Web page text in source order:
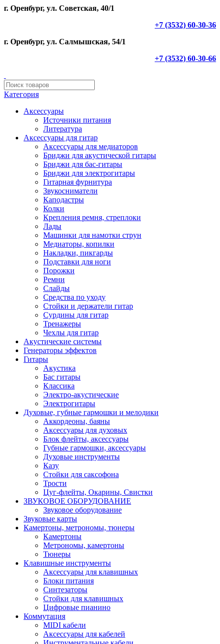
г. Оренбург, ул. Советская, 40/1
+7 (3532) 60-30-36
г. Оренбург, ул. Салмышская, 54/1
+7 (3532) 60-30-66
Категория
Аксессуары
Источники питания
Литература
Аксессуары для гитар
Аксессуары для медиаторов
Бриджи для акустической гитары
Бриджи для бас-гитары
Бриджи для электрогитары
Гитарная фурнитура
Звукосниматели
Каподастры
Колки
Крепления ремня, стреплоки
Лады
Машинки для намотки струн
Медиаторы, копилки
Накладки, пикгарды
Подставки для ноги
Порожки
Ремни
Слайды
Средства по уходу
Стойки и держатели гитар
Сурдины для гитар
Тренажеры
Чехлы для гитар
Акустические системы
Генераторы эффектов
Гитары
Акустика
Бас гитары
Классика
Электро-акустические
Электрогитары
Духовые, губные гармошки и мелодики
Аккордеоны, баяны
Аксессуары для духовых
Блок флейты, аксессуары
Губные гармошки, аксессуары
Духовые инструменты
Казу
Стойки для саксофона
Трости
Цуг-флейты, Окарины, Свистки
ЗВУКОВОЕ ОБОРУДОВАНИЕ
Звуковое оборудование
Звуковые карты
Камертоны, метрономы, тюнеры
Камертоны
Метрономы, камертоны
Тюнеры
Клавишные инструменты
Аксессуары для клавишных
Блоки питания
Синтезаторы
Стойки для клавишных
Цифровые пианино
Коммутация
MIDI кабели
Аксессуары для кабелей